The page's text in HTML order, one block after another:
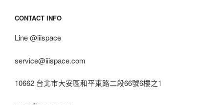
CONTACT INFO
Line @iiispace
service@iiispace.com
10662 台北市大安區和平東路二段66號6樓之1